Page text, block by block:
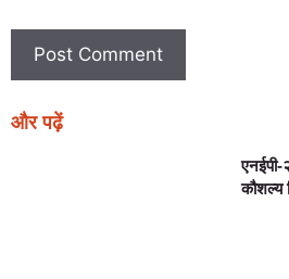
और पढ़ें
कौशल्य